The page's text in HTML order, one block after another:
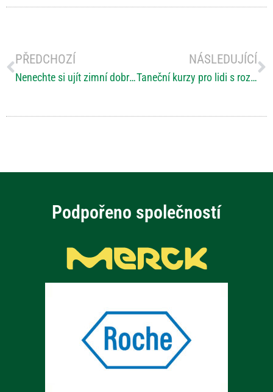
PŘEDCHOZÍ
Nenechte si ujít zimní dobrodružství s magazínem VOZKA
NÁSLEDUJÍCÍ
Taneční kurzy pro lidi s roztroušenou sklerózou
Podpořeno společností